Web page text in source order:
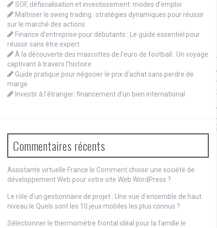
SOF, défiscalisation et investissement: modes d’emploi
Maîtriser le swing trading : stratégies dynamiques pour réussir
sur le marché des actions
Finance d’entreprise pour débutants : Le guide essentiel pour
réussir sans être expert
À la découverte des mascottes de l’euro de football : Un voyage
captivant à travers l’histoire
Guide pratique pour négocier le prix d’achat sans perdre de
marge
Investir à l’étranger: financement d’un bien international
Commentaires récents
Assistante virtuelle France le Comment choisir une société de
développement Web pour votre site Web WordPress ?
Le rôle d'un gestionnaire de projet : Une vue d'ensemble de haut
niveau le Quels sont les 10 jeux mobiles les plus connus ?
Sélectionner le thermomètre frontal idéal pour la famille le